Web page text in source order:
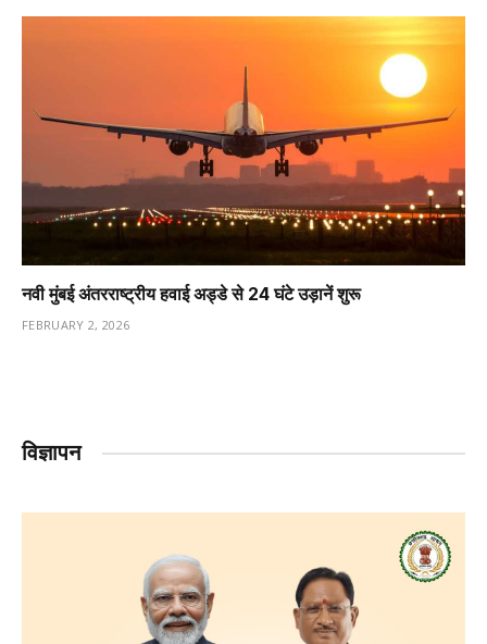
नवी मुंबई अंतरराष्ट्रीय हवाई अड्डे से 24 घंटे उड़ानें शुरू
FEBRUARY 2, 2026
विज्ञापन